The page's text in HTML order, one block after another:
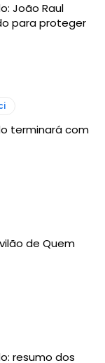
João Raul
para proteger
terminará com
de Quem
resumo dos